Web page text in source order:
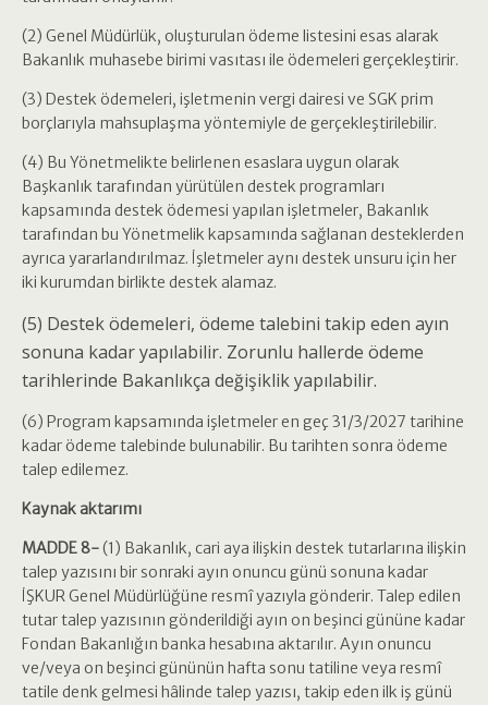
(2) Genel Müdürlük, oluşturulan ödeme listesini esas alarak
Bakanlık muhasebe birimi vasıtası ile ödemeleri gerçekleştirir.
(3) Destek ödemeleri, işletmenin vergi dairesi ve SGK prim
borçlarıyla mahsuplaşma yöntemiyle de gerçekleştirilebilir.
(4) Bu Yönetmelikte belirlenen esaslara uygun olarak
Başkanlık tarafından yürütülen destek programları
kapsamında destek ödemesi yapılan işletmeler, Bakanlık
tarafından bu Yönetmelik kapsamında sağlanan desteklerden
ayrıca yararlandırılmaz. İşletmeler aynı destek unsuru için her
iki kurumdan birlikte destek alamaz.
(5) Destek ödemeleri, ödeme talebini takip eden ayın
sonuna kadar yapılabilir. Zorunlu hallerde ödeme
tarihlerinde Bakanlıkça değişiklik yapılabilir.
(6) Program kapsamında işletmeler en geç 31/3/2027 tarihine
kadar ödeme talebinde bulunabilir. Bu tarihten sonra ödeme
talep edilemez.
Kaynak aktarımı
MADDE 8-(1) Bakanlık, cari aya ilişkin destek tutarlarına ilişkin
talep yazısını bir sonraki ayın onuncu günü sonuna kadar
İŞKUR Genel Müdürlüğüne resmî yazıyla gönderir. Talep edilen
tutar talep yazısının gönderildiği ayın on beşinci gününe kadar
Fondan Bakanlığın banka hesabına aktarılır. Ayın onuncu
ve/veya on beşinci gününün hafta sonu tatiline veya resmî
tatile denk gelmesi hâlinde talep yazısı, takip eden ilk iş günü